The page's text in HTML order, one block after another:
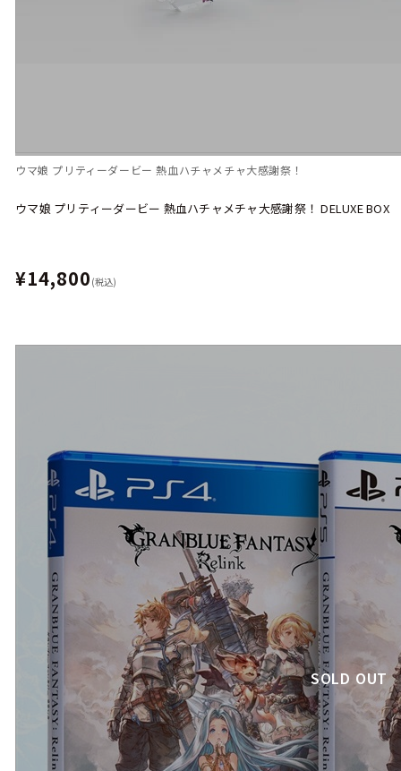
ウマ娘 プリティーダービー 熱血ハチャメチャ大感謝祭！
ウマ娘 プリティーダービー 熱血ハチャメチャ大感謝祭！ DELUXE BOX
¥14,800 (税込)
SOLD OUT